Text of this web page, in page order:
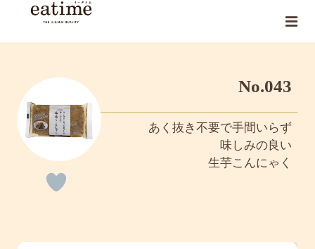
No.043
あく抜き不要で手間いらず
味しみの良い
生芋こんにゃく